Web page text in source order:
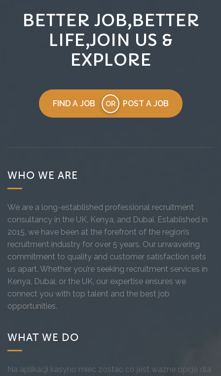
BETTER JOB,BETTER
LIFE,JOIN US &
EXPLORE
FIND A JOB OR POST A JOB
WHO WE ARE
We are a long-established professional recruitment
consultancy in the UK, Kenya, and Dubai. Established in
2015, we have been at the forefront of the region’s
recruitment industry for over 5 years. Our unwavering
commitment to quality and customer satisfaction sets
us apart. Whether you’re seeking recruitment services in
Kenya, Dubai, or the UK, our expertise ensures we
connect you with top talent and the best job
opportunities.
WHAT WE DO
Na aplikacji kasyno miec zostac co jest wazne opcje dla